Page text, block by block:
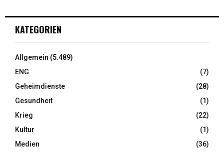
KATEGORIEN
Allgemein (5.489)
ENG
(7)
Geheimdienste
(28)
Gesundheit
(1)
Krieg
(22)
Kultur
(1)
Medien
(36)